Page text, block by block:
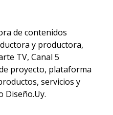
de contenidos
y productora,
TV, Canal 5
proyecto, plataforma
servicios y
Diseño.Uy.